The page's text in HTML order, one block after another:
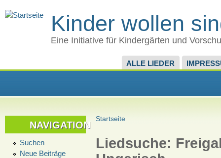
Kinder wollen
Eine Initiative für Kindergärten und
ALLE LIEDER
NAVIGATION
Suchen
Neue Beiträge
Startseite
Liedsuche: